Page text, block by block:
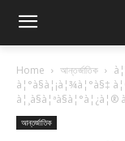
Home আন্তর্জাতিক
à¦°à§à¦¡à¦¾à¦°à§‡
à¦¸à§à¦ªà§à¦°à¦¿à¦®
আন্তর্জাতিক